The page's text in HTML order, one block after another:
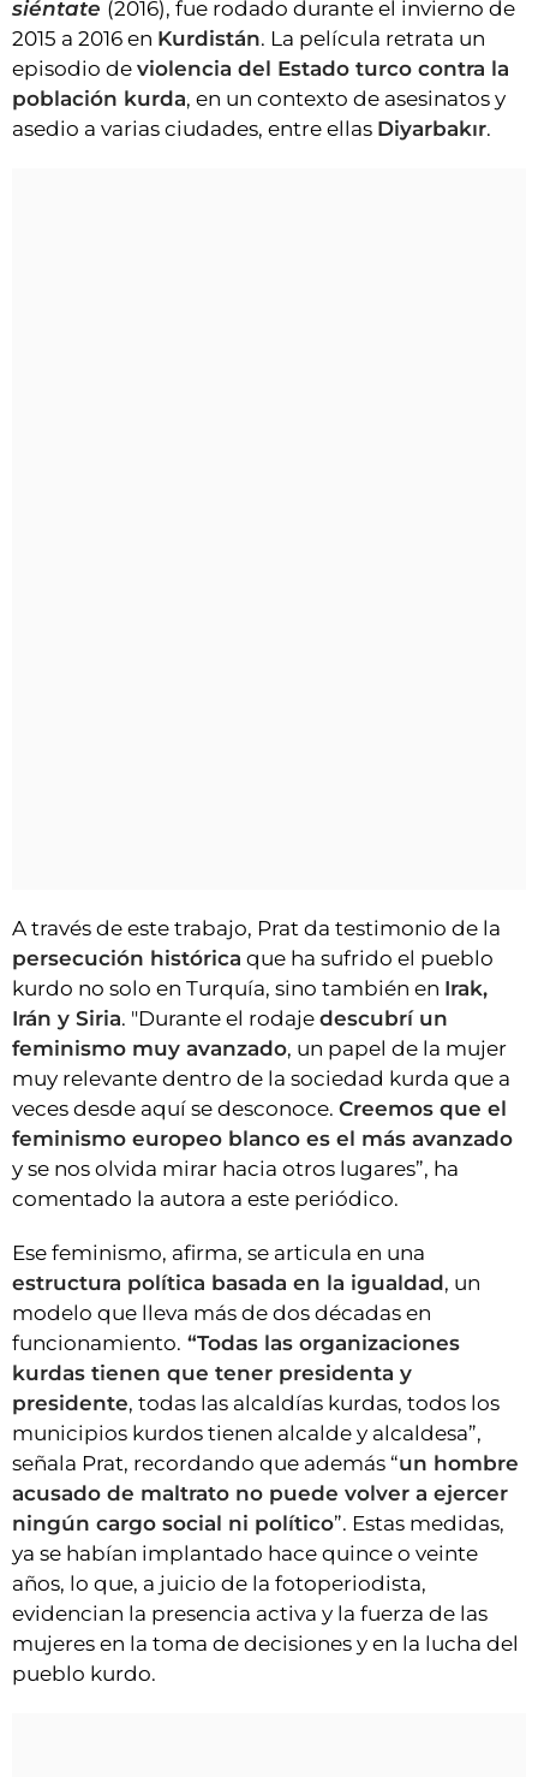
siéntate (2016), fue rodado durante el invierno de
2015 a 2016 en Kurdistán. La película retrata un
episodio de violencia del Estado turco contra la
población kurda, en un contexto de asesinatos y
asedio a varias ciudades, entre ellas Diyarbakır.
A través de este trabajo, Prat da testimonio de la
persecución histórica que ha sufrido el pueblo
kurdo no solo en Turquía, sino también en Irak,
Irán y Siria. "Durante el rodaje descubrí un
feminismo muy avanzado, un papel de la mujer
muy relevante dentro de la sociedad kurda que a
veces desde aquí se desconoce. Creemos que el
feminismo europeo blanco es el más avanzado
y se nos olvida mirar hacia otros lugares”, ha
comentado la autora a este periódico.
Ese feminismo, afirma, se articula en una
estructura política basada en la igualdad, un
modelo que lleva más de dos décadas en
funcionamiento. “Todas las organizaciones
kurdas tienen que tener presidenta y
presidente, todas las alcaldías kurdas, todos los
municipios kurdos tienen alcalde y alcaldesa”,
señala Prat, recordando que además “un hombre
acusado de maltrato no puede volver a ejercer
ningún cargo social ni político”. Estas medidas,
ya se habían implantado hace quince o veinte
años, lo que, a juicio de la fotoperiodista,
evidencian la presencia activa y la fuerza de las
mujeres en la toma de decisiones y en la lucha del
pueblo kurdo.